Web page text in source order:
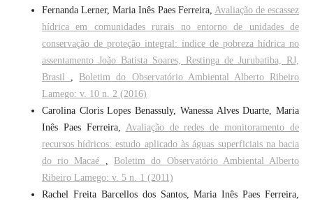
Fernanda Lerner, Maria Inês Paes Ferreira, Avaliação de escassez
hídrica em comunidades rurais no entorno de unidades de
conservação de proteção integral: índice de pobreza hídrica no
assentamento João Batista Soares, Restinga de Jurubatiba, RJ,
Brasil , Boletim do Observatório Ambiental Alberto Ribeiro
Lamego: v. 10 n. 2 (2016)
Carolina Cloris Lopes Benassuly, Wanessa Alves Duarte, Maria
Inês Paes Ferreira, Avaliação de redes de monitoramento de
recursos hídricos: estudo aplicado às águas superficiais na bacia
do rio Macaé , Boletim do Observatório Ambiental Alberto
Ribeiro Lamego: v. 5 n. 1 (2011)
Rachel Freita Barcellos dos Santos, Maria Inês Paes Ferreira,